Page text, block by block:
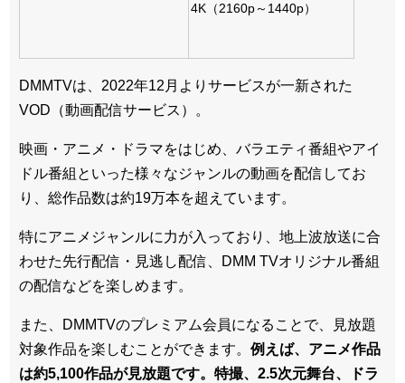
4K（2160p～1440p）
DMMTVは、2022年12月よりサービスが一新された
VOD（動画配信サービス）。
映画・アニメ・ドラマをはじめ、バラエティ番組やアイ
ドル番組といった様々なジャンルの動画を配信してお
り、総作品数は約19万本を超えています。
特にアニメジャンルに力が入っており、地上波放送に合
わせた先行配信・見逃し配信、DMM TVオリジナル番組
の配信などを楽しめます。
また、DMMTVのプレミアム会員になることで、見放題
対象作品を楽しむことができます。 例えば、アニメ作品
は約5,100作品が見放題です。特撮、2.5次元舞台、ドラ